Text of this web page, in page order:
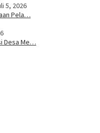
5, 2026
Pela…
Desa Me…